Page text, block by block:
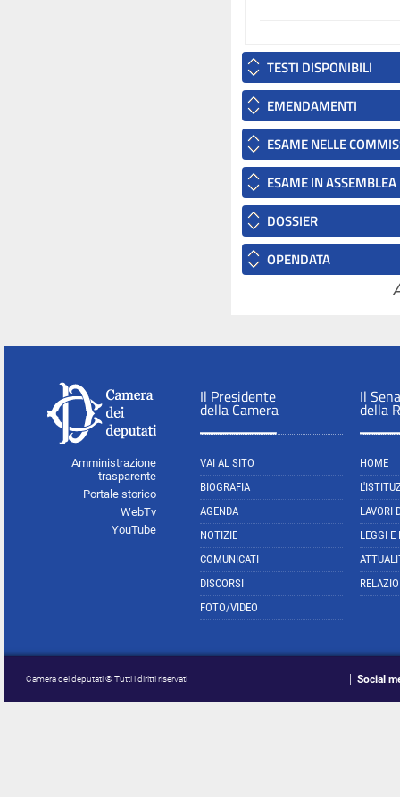
TESTI DISPONIBILI
EMENDAMENTI
ESAME NELLE
ESAME IN ASSEMBLEA
DOSSIER
OPENDATA
Amministrazione
trasparente
Portale storico
WebTv
YouTube
Il Presidente
della Camera
VAI AL SITO
BIOGRAFIA
AGENDA
NOTIZIE
COMUNICATI
DISCORSI
FOTO/VIDEO
Il
della
HOME
LAVORI
LEGGI E
Camera dei deputati © Tutti i diritti riservati Social